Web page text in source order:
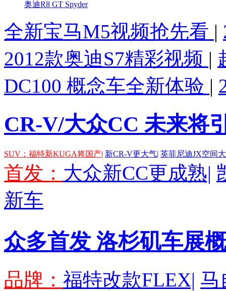
奥迪R8 GT Spyder
全新宝马M5视频抢先看 |
2012款奥迪S7精彩视频 |
DC100 概念车全新体验 |
CR-V/大众CC 未来将
SUV： 福特新KUGA将国产| 新CR-V更大气| 英菲尼迪JX空间大
首发： 大众新CC更成熟|
新车
众多首发 洛杉矶车展
品牌： 福特改款FLEX| 马